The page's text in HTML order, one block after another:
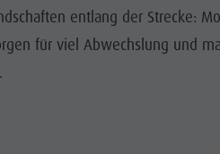
entlang der Strecke:
für viel Abwechslung und